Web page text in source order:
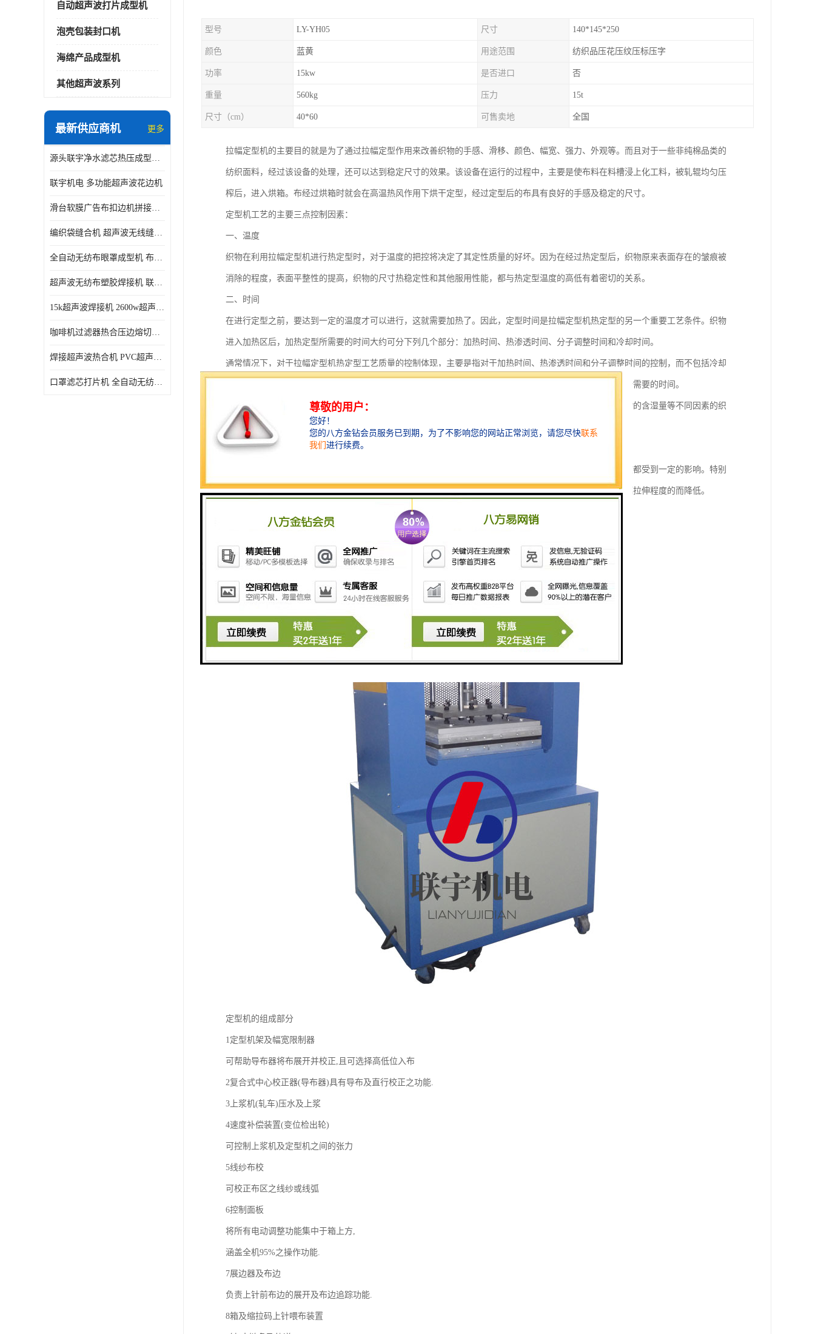
自动超声波打片成型机
泡壳包装封口机
海绵产品成型机
其他超声波系列
最新供应商机 更多
源头联宇净水滤芯热压成型机器 超声波大功率封边机
联宇机电 多功能超声波花边机
滑台软膜广告布扣边机拼接机用于焊接热合拼接作用
编织袋缝合机 超声波无线缝合机 厂家现货供应
全自动无纺布眼罩成型机 布料海绵眼罩热合切边机
超声波无纺布塑胶焊接机 联宇制造
15k超声波焊接机 2600w超声波焊接机 联宇制造
咖啡机过滤器热合压边熔切机 超声波无纺布喷胶棉热合机
焊接超声波热合机 PVC超声波焊接机 无纺布超声波设备
口罩滤芯打片机 全自动无纺布压花压标设备 多层料复合机
型号 LY-YH05 尺寸 140*145*250
颜色 蓝黄 用途范围 纺织品压花压纹压标压字
功率 15kw 是否进口 否
重量 560kg 压力 15t
尺寸（cm） 40*60 可售卖地 全国
拉幅定型机的主要目的就是为了通过拉幅定型作用来改善织物的手感、滑移、颜色、幅宽、强力、外观等。而且对于一些非纯棉品类的
纺织面料，经过该设备的处理，还可以达到稳定尺寸的效果。该设备在运行的过程中，主要是使布料在料槽浸上化工料，被轧辊均匀压
榨后，进入烘箱。布经过烘箱时就会在高温热风作用下烘干定型，经过定型后的布具有良好的手感及稳定的尺寸。
定型机工艺的主要三点控制因素：
一、温度
织物在利用拉幅定型机进行热定型时，对于温度的把控将决定了其定性质量的好坏。因为在经过热定型后，织物原来表面存在的皱痕被
消除的程度，表面平整性的提高，织物的尺寸热稳定性和其他服用性能，都与热定型温度的高低有着密切的关系。
二、时间
在进行定型之前，要达到一定的温度才可以进行，这就需要加热了。因此，定型时间是拉幅定型机热定型的另一个重要工艺条件。织物
进入加热区后，加热定型所需要的时间大约可分下列几个部分：加热时间、热渗透时间、分子调整时间和冷却时间。
通常情况下，对于拉幅定型机热定型工艺质量的控制体现，主要是指对于加热时间、热渗透时间和分子调整时间的控制，而不包括冷却
时间。如果把项看做是一种预热作用，那么，定型时间仅指第二、三项所需要的时间，即热渗透和分子调整所需要的时间。
总的来说，拉幅定型机热定型工艺的质量主要体现于，定型时对于性能、面积、重量、纤维的导热性能及织物的含湿量等不同因素的织
物，在加热和热渗透所需要时间的控制方面。
三、张力
由于织物表面所受到的张力在一定条件下会产生变化，将会导致包括织物的尺寸热稳定性、强力和断裂延伸度都受到一定的影响。特别
是在拉幅定型机热定型工艺，经向尺寸热稳定性随着定型时经向超喂而提高，而纬向尺寸热稳定性则随着门幅拉伸程度的而降低。
定型机的组成部分
1定型机架及幅宽限制器
可帮助导布器将布展开并校正,且可选择高低位入布
2复合式中心校正器(导布器)具有导布及直行校正之功能.
3上浆机(轧车)压水及上浆
4速度补偿装置(变位检出轮)
可控制上浆机及定型机之间的张力
5线纱布校
可校正布区之线纱或线弧
6控制面板
将所有电动调整功能集中于箱上方,
涵盖全机95%之操作功能.
7展边器及布边
负责上针前布边的展开及布边追踪功能.
8箱及缩拉码上针喂布装置